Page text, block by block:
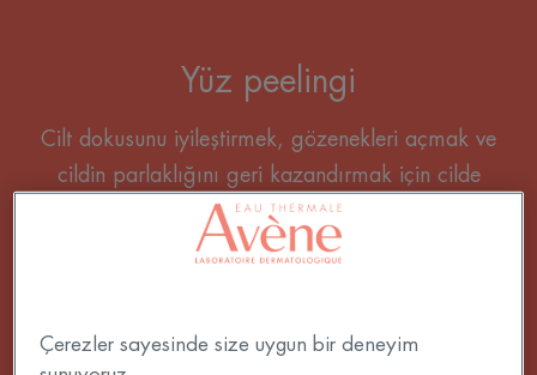
Yüz peelingi
Cilt dokusunu iyileştirmek, gözenekleri açmak ve
cildin parlaklığını geri kazandırmak için cilde
peeling yapmak önemlidir. Kullandığınız yüz
peelingi cilt tipinize uygun olmalıdır.
Çerezler sayesinde size uygun bir deneyim